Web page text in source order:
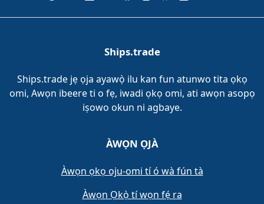
Ships.trade
Ships.trade jẹ ọja ayawọ̀ ilu kan fun atunwo tita ọkọ
omi, Awọn ibeere ti o fẹ, iwadi ọkọ omi, ati awọn asopọ
iṣowo okun ni agbaye.
ÀWỌN ỌJÀ
Àwọn ọkọ oju-omi tí ó wà fún tà
Àwọn Ọkọ̀ tí wọn fẹ́ ra